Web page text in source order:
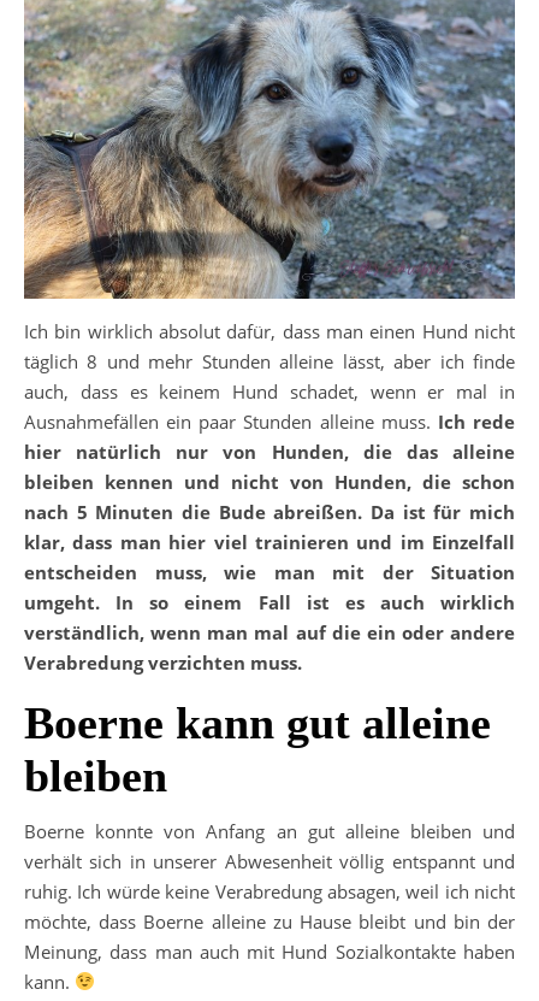
Ich bin wirklich absolut dafür, dass man einen Hund nicht
täglich 8 und mehr Stunden alleine lässt, aber ich finde
auch, dass es keinem Hund schadet, wenn er mal in
Ausnahmefällen ein paar Stunden alleine muss. Ich rede
hier natürlich nur von Hunden, die das alleine
bleiben kennen und nicht von Hunden, die schon
nach 5 Minuten die Bude abreißen. Da ist für mich
klar, dass man hier viel trainieren und im Einzelfall
entscheiden muss, wie man mit der Situation
umgeht. In so einem Fall ist es auch wirklich
verständlich, wenn man mal auf die ein oder andere
Verabredung verzichten muss.
Boerne kann gut alleine
bleiben
Boerne konnte von Anfang an gut alleine bleiben und
verhält sich in unserer Abwesenheit völlig entspannt und
ruhig. Ich würde keine Verabredung absagen, weil ich nicht
möchte, dass Boerne alleine zu Hause bleibt und bin der
Meinung, dass man auch mit Hund Sozialkontakte haben
kann.